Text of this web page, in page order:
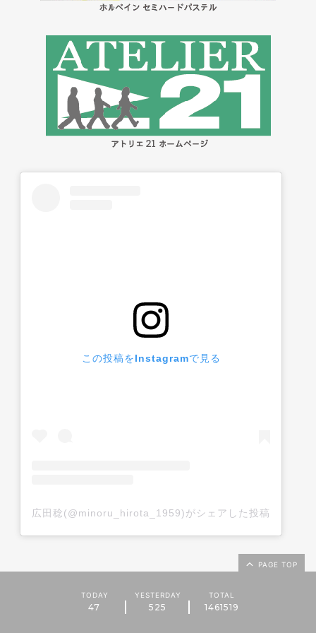
この投稿をInstagramで見る
広田稔(@minoru_hirota_1959)がシェアした投稿
PAGE TOP
TODAY
47
YESTERDAY
525
TOTAL
1461519